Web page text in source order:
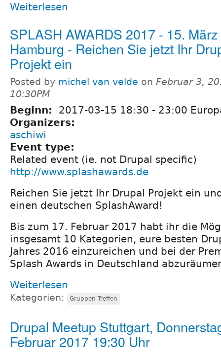
Weiterlesen
SPLASH AWARDS 2017 - 15.
Hamburg - Reichen Sie jetzt Ihr
Projekt ein
Posted by michel van velde on Februar 3,
10:30PM
Beginn: 2017-03-15 18:30 - 23:00
Organizers:
aschiwi
Event type:
Related event (ie. not Drupal specific)
http://www.splashawards.de
Reichen Sie jetzt Ihr Drupal Projekt ein
einen deutschen SplashAward!
Bis zum 17. Februar 2017 habt ihr die
insgesamt 10 Kategorien, eure besten
Jahres 2016 einzureichen und bei der
Splash Awards in Deutschland
Weiterlesen
Kategorien: Gruppen Treffen
Drupal Meetup Stuttgart,
Februar 2017 19:30 Uhr